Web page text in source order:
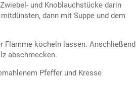
und Knoblauchstücke darin
dann mit Suppe und dem
Flamme köcheln lassen. Anschließend
abschmecken.
Pfeffer und Kresse